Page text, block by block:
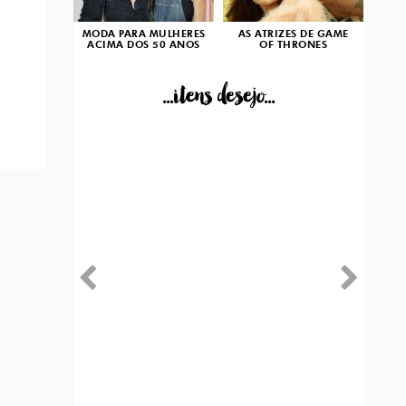
MODA PARA MULHERES
ACIMA DOS 50 ANOS
AS ATRIZES DE GAME
OF THRONES
...itens desejo...